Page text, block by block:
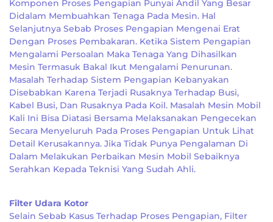
Komponen Proses Pengapian Punyai Andil Yang Besar
Didalam Membuahkan Tenaga Pada Mesin. Hal
Selanjutnya Sebab Proses Pengapian Mengenai Erat
Dengan Proses Pembakaran. Ketika Sistem Pengapian
Mengalami Persoalan Maka Tenaga Yang Dihasilkan
Mesin Termasuk Bakal Ikut Mengalami Penurunan.
Masalah Terhadap Sistem Pengapian Kebanyakan
Disebabkan Karena Terjadi Rusaknya Terhadap Busi,
Kabel Busi, Dan Rusaknya Pada Koil. Masalah Mesin Mobil
Kali Ini Bisa Diatasi Bersama Melaksanakan Pengecekan
Secara Menyeluruh Pada Proses Pengapian Untuk Lihat
Detail Kerusakannya. Jika Tidak Punya Pengalaman Di
Dalam Melakukan Perbaikan Mesin Mobil Sebaiknya
Serahkan Kepada Teknisi Yang Sudah Ahli.
Filter Udara Kotor
Selain Sebab Kasus Terhadap Proses Pengapian, Filter